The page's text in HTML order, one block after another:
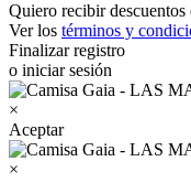
Quiero recibir
Ver los términos y
Finalizar registro
o iniciar sesión
×
Aceptar
×